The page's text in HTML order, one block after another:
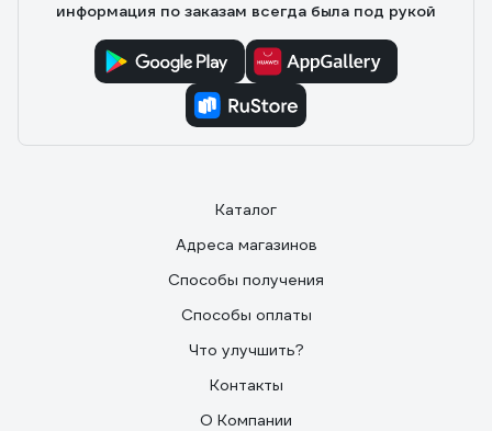
информация по заказам всегда была под рукой
Каталог
Адреса магазинов
Способы получения
Способы оплаты
Что улучшить?
Контакты
О Компании